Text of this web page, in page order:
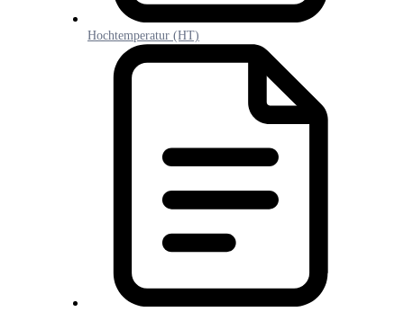
Hochtemperatur (HT)